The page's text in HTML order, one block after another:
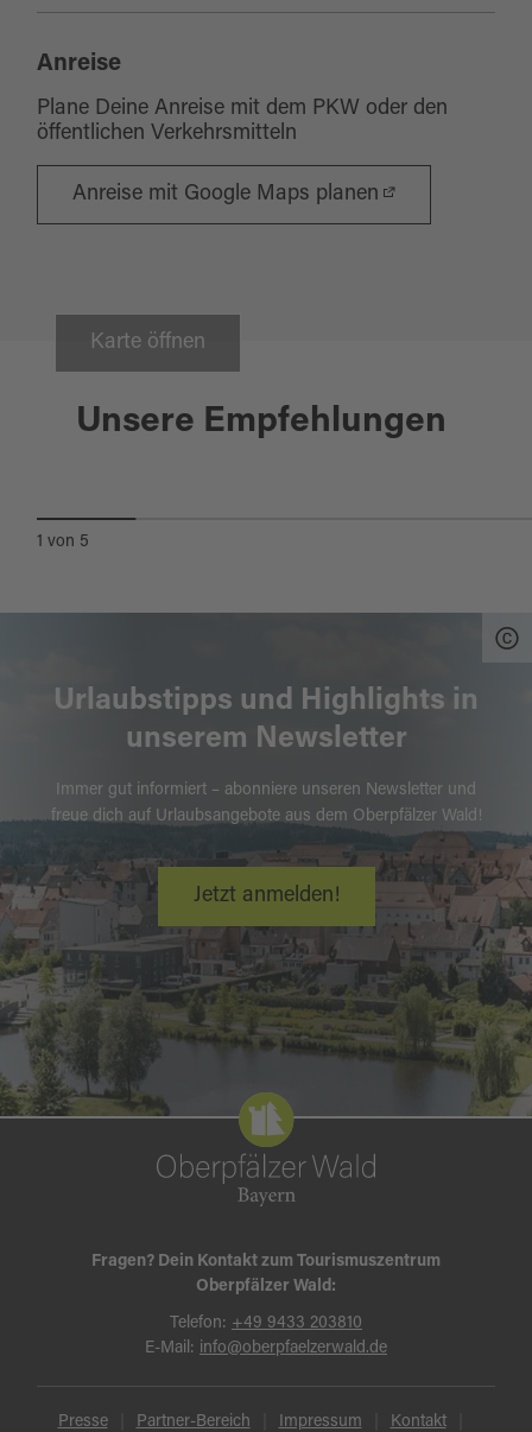
Anreise
Plane Deine Anreise mit dem PKW oder den
öffentlichen Verkehrsmitteln
Anreise mit Google Maps planen
Karte öffnen
Unsere Empfehlungen
Waldsassen
1 von 5
Urlaubstipps und Highlights in
unserem Newsletter
Immer gut informiert – abonniere unseren Newsletter und
freue dich auf Urlaubsangebote aus dem Oberpfälzer Wald!
Jetzt anmelden!
Fragen? Dein Kontakt zum Tourismuszentrum
Oberpfälzer Wald:
Telefon: +49 9433 203810
E-Mail: info@oberpfaelzerwald.de
Presse Partner-Bereich Impressum Kontakt